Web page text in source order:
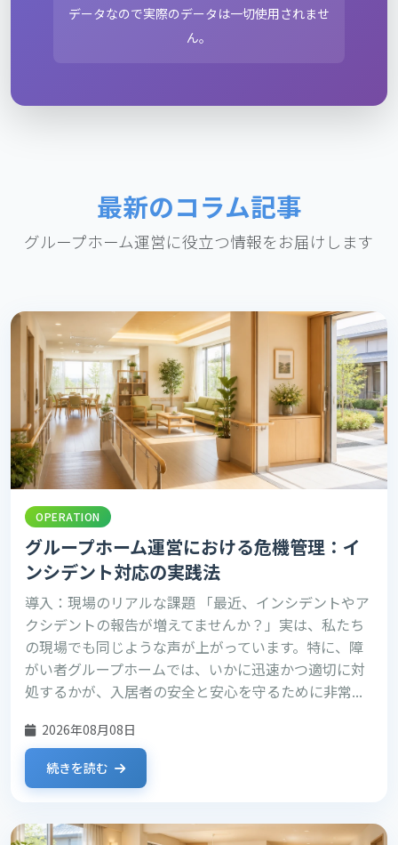
データなので実際のデータは一切使用されませ
ん。
最新のコラム記事
グループホーム運営に役立つ情報をお届けします
OPERATION
グループホーム運営における危機管理：イ
ンシデント対応の実践法
導入：現場のリアルな課題 「最近、インシデントやア
クシデントの報告が増えてませんか？」実は、私たち
の現場でも同じような声が上がっています。特に、障
がい者グループホームでは、いかに迅速かつ適切に対
処するかが、入居者の安全と安心を守るために非常...
2026年08月08日
続きを読む